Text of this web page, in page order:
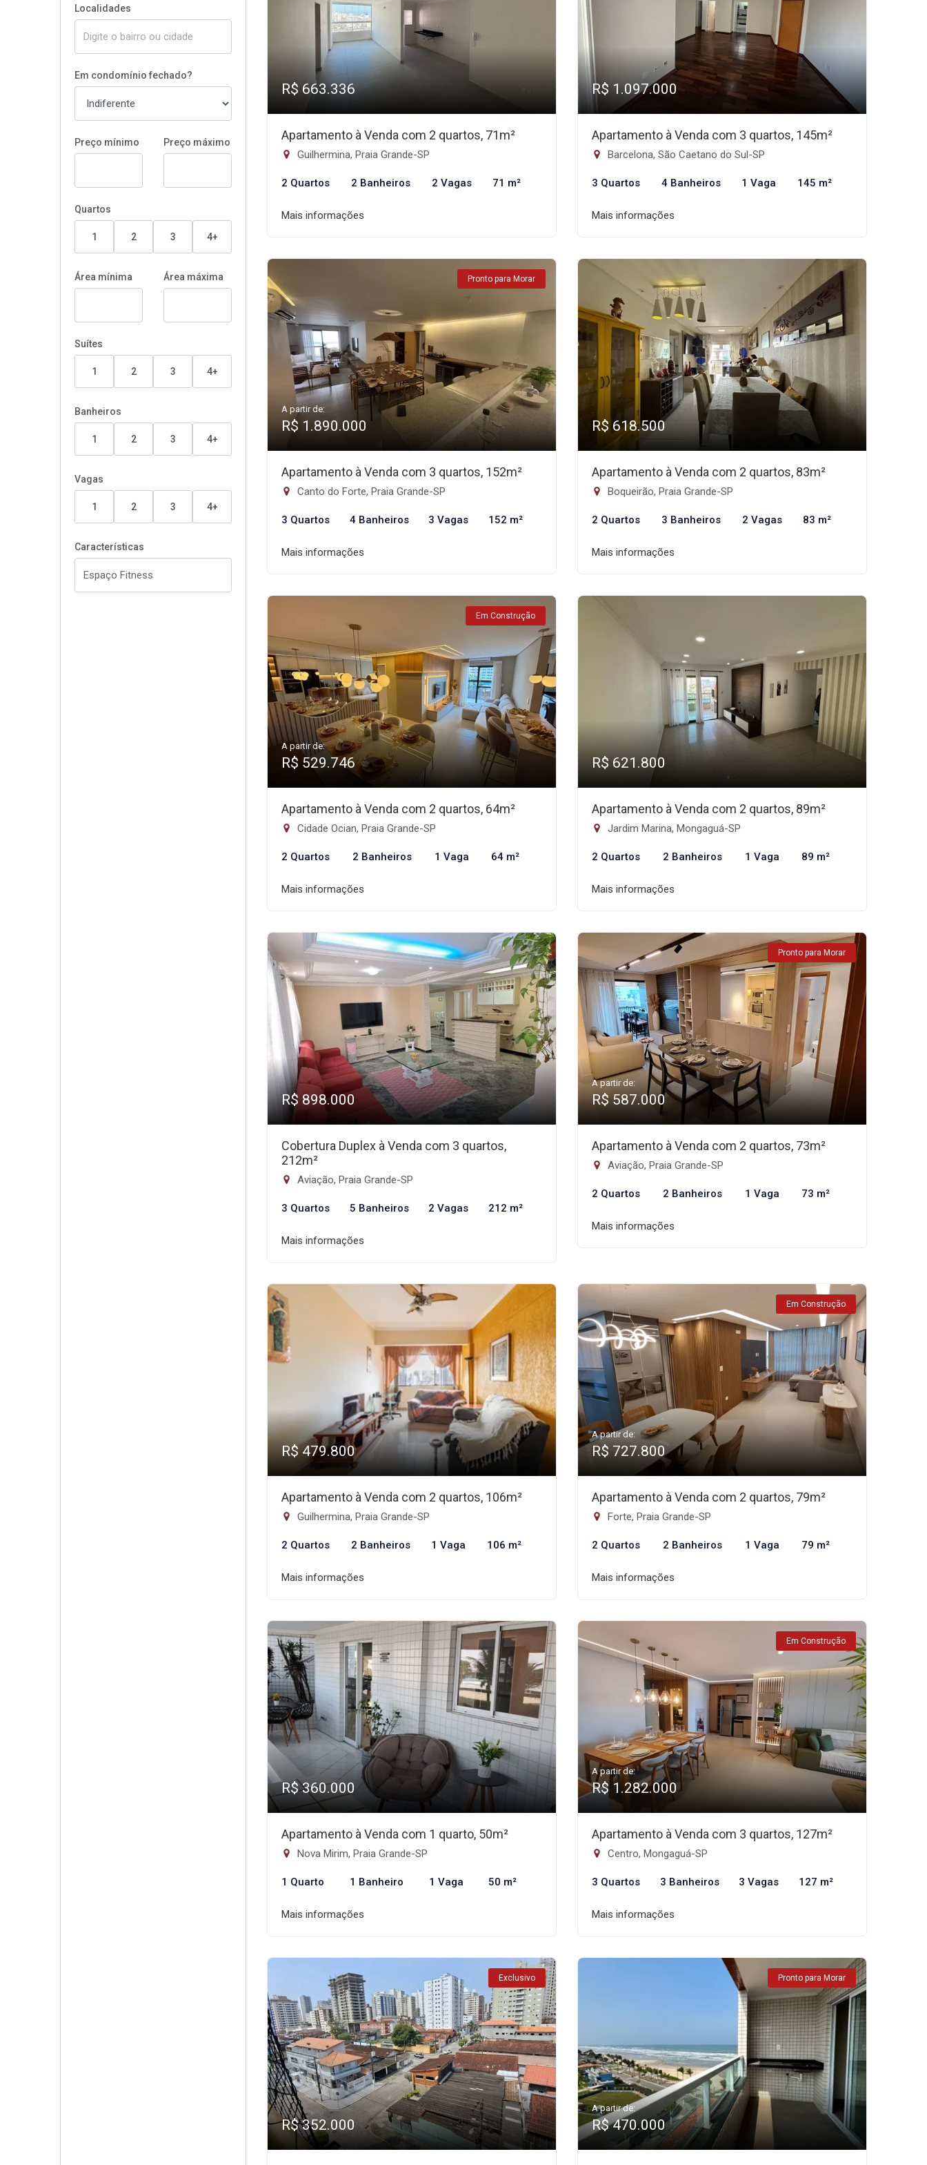
Localidades
Em condomínio fechado?
Preço mínimo Preço máximo
Quartos
1 2 3 4+
Área mínima Área máxima
Suítes
1 2 3 4+
Banheiros
1 2 3 4+
Vagas
1 2 3 4+
Características
R$ 663.336
Apartamento à Venda com 2 quartos, 71m²
Guilhermina, Praia Grande-SP
2 Quartos 2 Banheiros 2 Vagas 71 m²
Mais informações
R$ 1.097.000
Apartamento à Venda com 3 quartos, 145m²
Barcelona, São Caetano do Sul-SP
3 Quartos 4 Banheiros 1 Vaga 145 m²
Mais informações
Pronto para Morar
A partir de:
R$ 1.890.000
Apartamento à Venda com 3 quartos, 152m²
Canto do Forte, Praia Grande-SP
3 Quartos 4 Banheiros 3 Vagas 152 m²
Mais informações
R$ 618.500
Apartamento à Venda com 2 quartos, 83m²
Boqueirão, Praia Grande-SP
2 Quartos 3 Banheiros 2 Vagas 83 m²
Mais informações
Em Construção
A partir de:
R$ 529.746
Apartamento à Venda com 2 quartos, 64m²
Cidade Ocian, Praia Grande-SP
2 Quartos 2 Banheiros 1 Vaga 64 m²
Mais informações
R$ 621.800
Apartamento à Venda com 2 quartos, 89m²
Jardim Marina, Mongaguá-SP
2 Quartos 2 Banheiros 1 Vaga 89 m²
Mais informações
R$ 898.000
Cobertura Duplex à Venda com 3 quartos,
212m²
Aviação, Praia Grande-SP
3 Quartos 5 Banheiros 2 Vagas 212 m²
Mais informações
Pronto para Morar
A partir de:
R$ 587.000
Apartamento à Venda com 2 quartos, 73m²
Aviação, Praia Grande-SP
2 Quartos 2 Banheiros 1 Vaga 73 m²
Mais informações
R$ 479.800
Apartamento à Venda com 2 quartos, 106m²
Guilhermina, Praia Grande-SP
2 Quartos 2 Banheiros 1 Vaga 106 m²
Mais informações
Em Construção
A partir de:
R$ 727.800
Apartamento à Venda com 2 quartos, 79m²
Forte, Praia Grande-SP
2 Quartos 2 Banheiros 1 Vaga 79 m²
Mais informações
R$ 360.000
Apartamento à Venda com 1 quarto, 50m²
Nova Mirim, Praia Grande-SP
1 Quarto 1 Banheiro 1 Vaga 50 m²
Mais informações
Em Construção
A partir de:
R$ 1.282.000
Apartamento à Venda com 3 quartos, 127m²
Centro, Mongaguá-SP
3 Quartos 3 Banheiros 3 Vagas 127 m²
Mais informações
Exclusivo
R$ 352.000
Pronto para Morar
A partir de:
R$ 470.000